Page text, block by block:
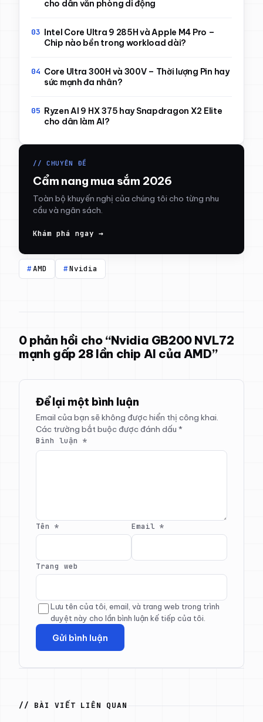
cho dân văn phòng di động
Intel Core Ultra 9 285H và Apple M4 Pro –
Chip nào bền trong workload dài?
Core Ultra 300H và 300V – Thời lượng Pin hay
sức mạnh đa nhân?
Ryzen AI 9 HX 375 hay Snapdragon X2 Elite
cho dân làm AI?
// CHUYÊN ĐỀ
Cẩm nang mua sắm 2026
Toàn bộ khuyến nghị của chúng tôi cho từng nhu
cầu và ngân sách.
Khám phá ngay →
AMD Nvidia
0 phản hồi cho “Nvidia GB200 NVL72
mạnh gấp 28 lần chip AI của AMD”
Để lại một bình luận
Email của bạn sẽ không được hiển thị công khai.
Các trường bắt buộc được đánh dấu *
Bình luận *
Tên * Email *
Trang web
Lưu tên của tôi, email, và trang web trong trình
duyệt này cho lần bình luận kế tiếp của tôi.
// BÀI VIẾT LIÊN QUAN